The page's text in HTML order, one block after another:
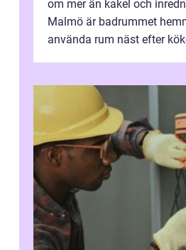
om mer än kakel och
Malmö är badrummet
använda rum näst efter